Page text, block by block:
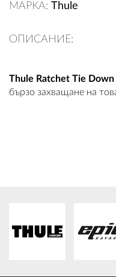
МАРКА: Thule
ОПИСАНИЕ:
Thule Ratchet Tie Down
бързо захващане на
ПОЛИТИКА ЗА БИСКВИТКИ
ПЛАТФОРМА ЗА ОРС